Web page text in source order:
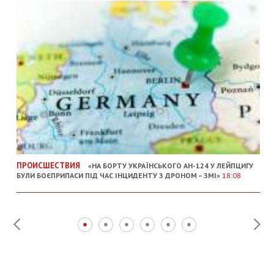
ПРОИСШЕСТВИЯ
«НА БОРТУ УКРАЇНСЬКОГО АН-124 У ЛЕЙПЦИГУ
БУЛИ БОЄПРИПАСИ ПІД ЧАС ІНЦИДЕНТУ З ДРОНОМ – ЗМІ» 18:08